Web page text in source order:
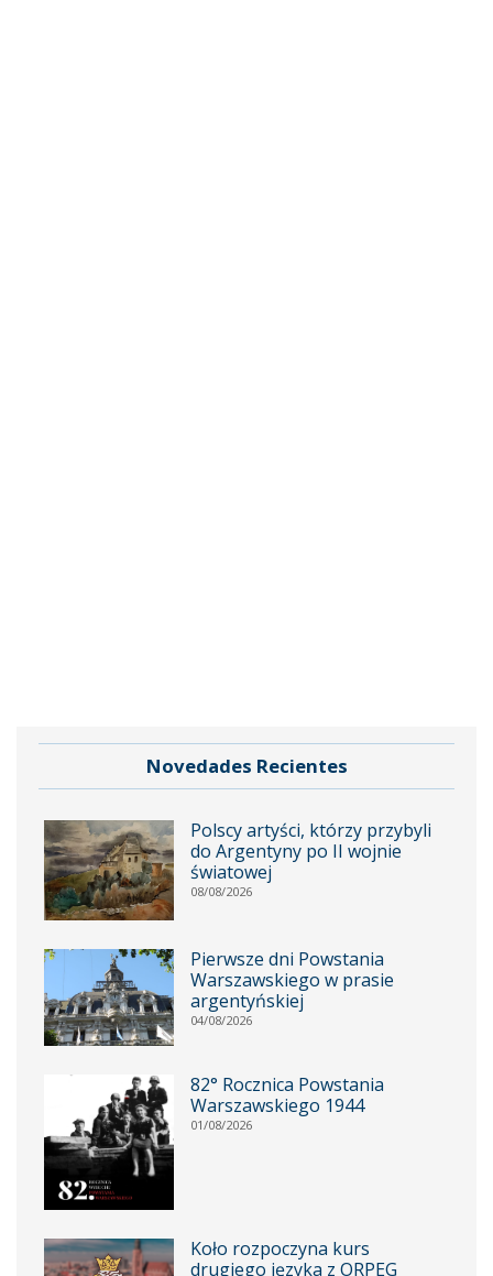
Novedades Recientes
Polscy artyści, którzy przybyli
do Argentyny po II wojnie
światowej
08/08/2026
Pierwsze dni Powstania
Warszawskiego w prasie
argentyńskiej
04/08/2026
82° Rocznica Powstania
Warszawskiego 1944
01/08/2026
Koło rozpoczyna kurs
drugiego języka z ORPEG